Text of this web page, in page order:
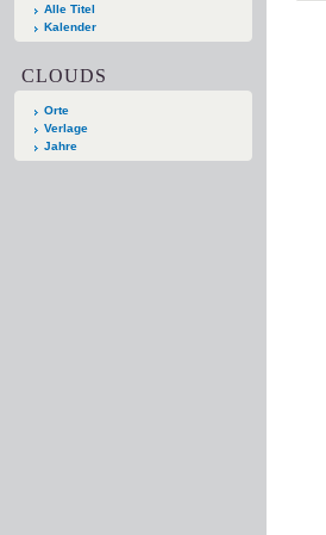
Alle Titel
Kalender
CLOUDS
Orte
Verlage
Jahre